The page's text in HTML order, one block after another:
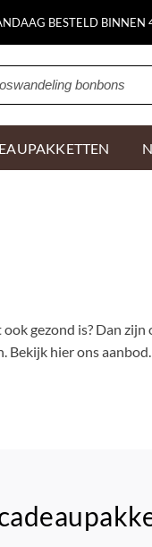
BESTELD BINNEN
gezond is? Dan
Bekijk hier ons aanbod.